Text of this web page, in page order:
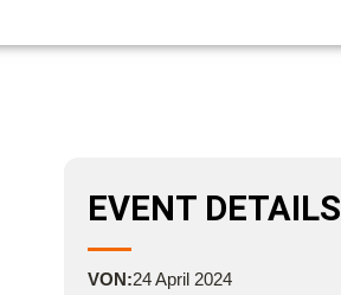
EVENT DETAILS
VON:24April 2024